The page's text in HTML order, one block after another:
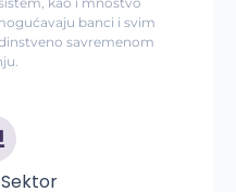
banci i svim
savremenom